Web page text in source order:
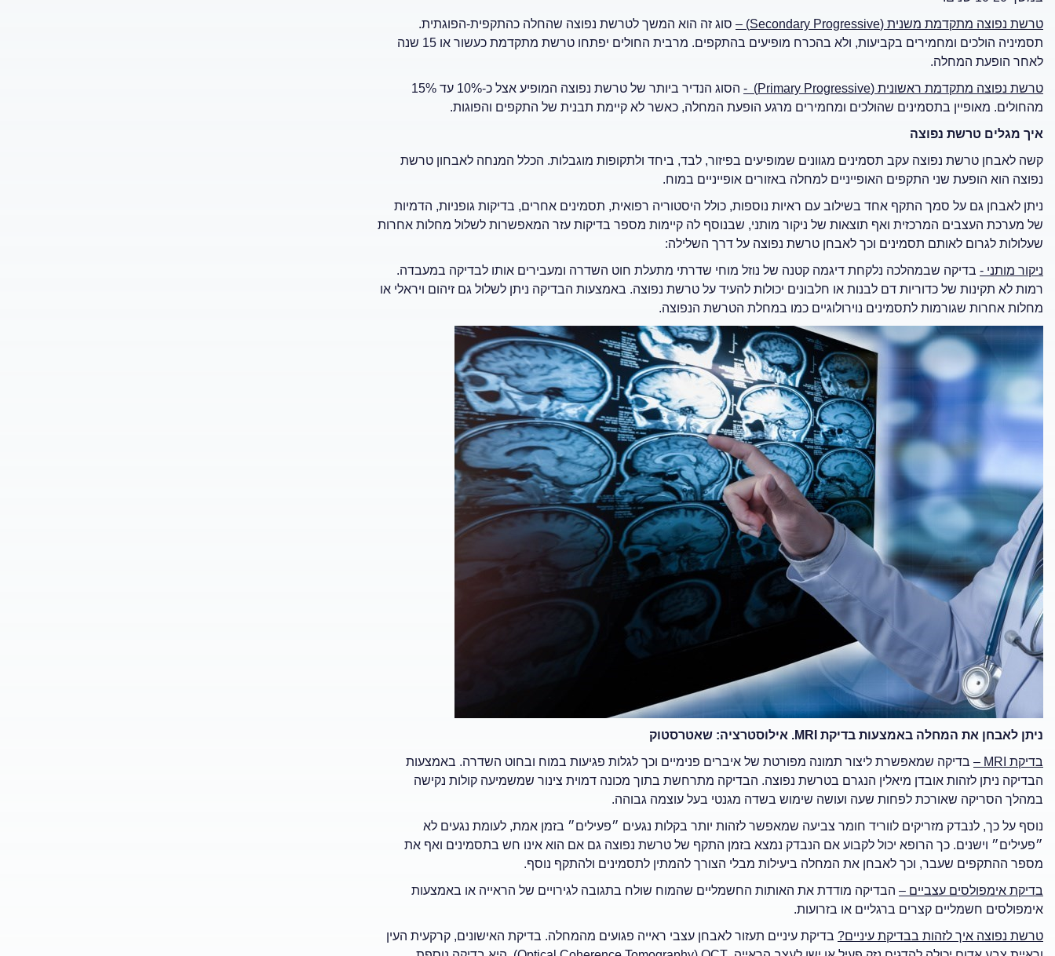
טרשת נפוצה מתקדמת משנית (
Secondary Progressive
)
– סוג זה הוא המשך לטרשת נפוצה שהחלה כהתקפית-הפוגתית.
תסמיניה הולכים ומחמירים בקביעות, ולא בהכרח מופיעים בהתקפים. מרבית החולים יפתחו טרשת מתקדמת כעשור או 15 שנה
לאחר הופעת המחלה.
טרשת נפוצה מתקדמת ראשונית (
Primary Progressive
)
-
הסוג הנדיר ביותר של טרשת נפוצה המופיע אצל כ-10% עד 15%
מהחולים. מאופיין בתסמינים שהולכים ומחמירים מרגע הופעת המחלה, כאשר לא קיימת תבנית של התקפים והפוגות.
איך מגלים טרשת נפוצה
קשה לאבחן טרשת נפוצה עקב תסמינים מגוונים שמופיעים בפיזור, לבד, ביחד ולתקופות מוגבלות. הכלל המנחה לאבחון טרשת
נפוצה הוא הופעת שני התקפים האופייניים למחלה באזורים אופייניים במוח.
ניתן לאבחן גם על סמך התקף אחד בשילוב עם ראיות נוספות, כולל היסטוריה רפואית, תסמינים אחרים, בדיקות גופניות, הדמיות
של מערכת העצבים המרכזית ואף תוצאות של ניקור מותני, שבנוסף לה קיימות מספר בדיקות עזר המאפשרות לשלול מחלות אחרות
שעלולות לגרום לאותם תסמינים וכך לאבחן טרשת נפוצה על דרך השלילה:
ניקור מותני - בדיקה שבמהלכה נלקחת דיגמה קטנה של נוזל מוחי שדרתי מתעלת חוט השדרה ומעבירים אותו לבדיקה במעבדה.
רמות לא תקינות של כדוריות דם לבנות או חלבונים יכולות להעיד על טרשת נפוצה. באמצעות הבדיקה ניתן לשלול גם זיהום ויראלי או
מחלות אחרות שגורמות לתסמינים נוירולוגיים כמו במחלת הטרשת הנפוצה.
ניתן לאבחן את המחלה באמצעות בדיקת MRI. אילוסטרציה: שאטרסטוק
בדיקת MRI
– בדיקה שמאפשרת ליצור תמונה מפורטת של איברים פנימיים וכך לגלות פגיעות במוח ובחוט השדרה. באמצעות
הבדיקה ניתן לזהות אובדן מיאלין הנגרם בטרשת נפוצה. הבדיקה מתרחשת בתוך מכונה דמוית צינור שמשמיעה קולות נקישה
במהלך הסריקה שאורכת לפחות שעה ועושה שימוש בשדה מגנטי בעל עוצמה גבוהה.
נוסף על כך, לנבדק מזריקים לווריד חומר צביעה שמאפשר לזהות יותר בקלות נגעים ״פעילים״ בזמן אמת, לעומת נגעים לא
״פעילים״ וישנים. כך הרופא יכול לקבוע אם הנבדק נמצא בזמן התקף של טרשת נפוצה גם אם הוא אינו חש בתסמינים ואף את
מספר ההתקפים שעבר, וכך לאבחן את המחלה ביעילות מבלי הצורך להמתין לתסמינים ולהתקף נוסף.
בדיקת אימפולסים עצביים – הבדיקה מודדת את האותות החשמליים שהמוח שולח בתגובה לגירויים של הראייה או באמצעות
אימפולסים חשמליים קצרים ברגליים או בזרועות.
טרשת נפוצה איך לזהות בבדיקת עיניים? בדיקת עיניים תעזור לאבחן עצבי ראייה פגועים מהמחלה. בדיקת האישונים, קרקעית העין